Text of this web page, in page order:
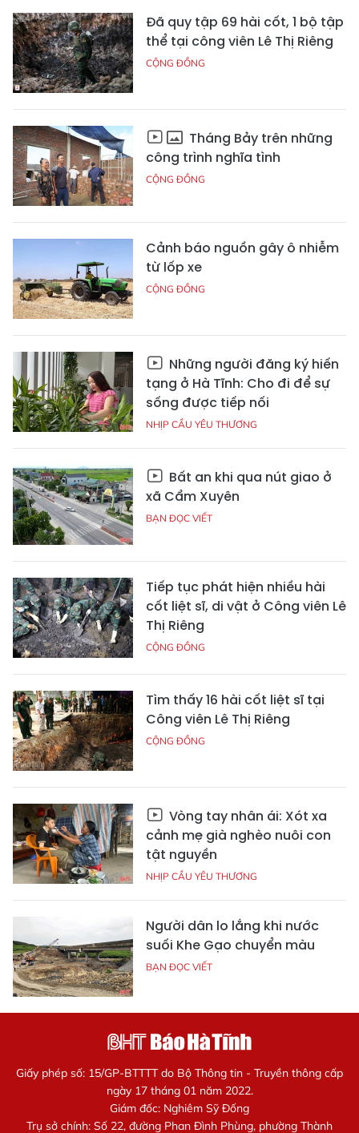
Đã quy tập 69 hài cốt, 1 bộ tập
thể tại công viên Lê Thị Riêng
CỘNG ĐỒNG
Tháng Bảy trên những
công trình nghĩa tình
CỘNG ĐỒNG
Cảnh báo nguồn gây ô nhiễm
từ lốp xe
CỘNG ĐỒNG
Những người đăng ký hiến
tạng ở Hà Tĩnh: Cho đi để sự
sống được tiếp nối
NHỊP CẦU YÊU THƯƠNG
Bất an khi qua nút giao ở
xã Cẩm Xuyên
BẠN ĐỌC VIẾT
Tiếp tục phát hiện nhiều hài
cốt liệt sĩ, di vật ở Công viên Lê
Thị Riêng
CỘNG ĐỒNG
Tìm thấy 16 hài cốt liệt sĩ tại
Công viên Lê Thị Riêng
CỘNG ĐỒNG
Vòng tay nhân ái: Xót xa
cảnh mẹ già nghèo nuôi con
tật nguyền
NHỊP CẦU YÊU THƯƠNG
Người dân lo lắng khi nước
suối Khe Gạo chuyển màu
BẠN ĐỌC VIẾT
Giấy phép số: 15/GP-BTTTT do Bộ Thông tin - Truyền thông cấp
ngày 17 tháng 01 năm 2022.
Giám đốc: Nghiêm Sỹ Đống
Trụ sở chính: Số 22, đường Phan Đình Phùng, phường Thành